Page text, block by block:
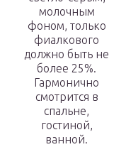
молочным
фоном, только
фиалкового
должно быть не
более 25%.
Гармонично
смотрится в
спальне,
гостиной,
ванной.